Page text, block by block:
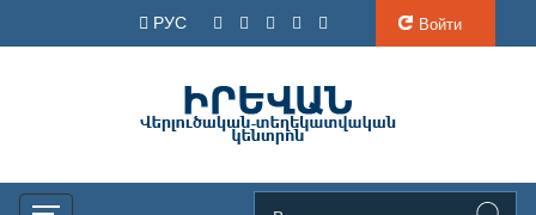
РУС Войти